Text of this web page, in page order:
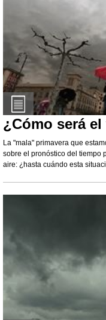
¿Cómo será
La "mala" primavera que
sobre el pronóstico del tiempo
aire: ¿hasta cuándo esta